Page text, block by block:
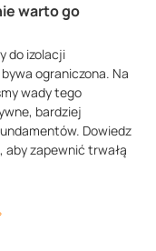
warto go
do izolacji
ograniczona. Na
wady tego
bardziej
Dowiedz
zapewnić trwałą